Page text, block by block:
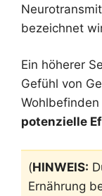
bezeichnet
Ein höherer
Gefühl von
potenzielle
(HINWEIS:
Ernährung